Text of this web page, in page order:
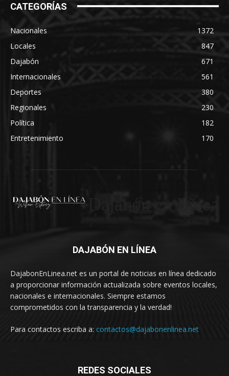
CATEGORÍAS
Nacionales
1372
Locales
847
Dajabón
671
Internacionales
561
Deportes
380
Regionales
230
Política
182
Entretenimiento
170
DAJABÓN EN LÍNEA
DajabonEnLinea.net es un portal de noticias en línea dedicado
a proporcionar información actualizada sobre eventos locales,
nacionales e internacionales. Siempre estamos
comprometidos con la transparencia y la verdad!
Para contactos escriba a: contactos@dajabonenlinea.net
REDES SOCIALES